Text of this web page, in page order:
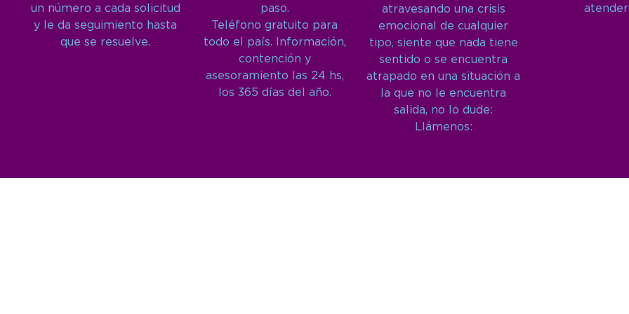
un número a cada solicitud
y le da seguimiento hasta
que se resuelve.
paso.
Teléfono gratuito para
todo el país. Información,
contención y
asesoramiento las 24 hs,
los 365 días del año.
atravesando una crisis
emocional de cualquier
tipo, siente que nada tiene
sentido o se encuentra
atrapado en una situación a
la que no le encuentra
salida, no lo dude:
Llámenos: